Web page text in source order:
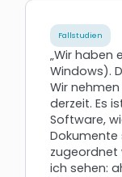
Fallstudien
„Wir haben
Windows).
Wir
derzeit. Es
Software,
zugeordnet
ich sehen: